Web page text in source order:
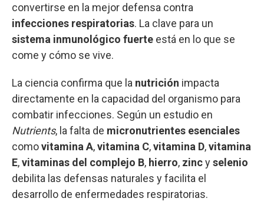
convertirse en la mejor defensa contra
infecciones respiratorias. La clave para un
sistema inmunológico fuerte está en lo que se
come y cómo se vive.
La ciencia confirma que la nutrición impacta
directamente en la capacidad del organismo para
combatir infecciones. Según un estudio en
Nutrients, la falta de micronutrientes esenciales
comovitamina A,vitamina C,vitamina D,vitamina
E,vitaminas del complejo B, hierro, zincyselenio
debilita las defensas naturales y facilita el
desarrollo de enfermedades respiratorias.